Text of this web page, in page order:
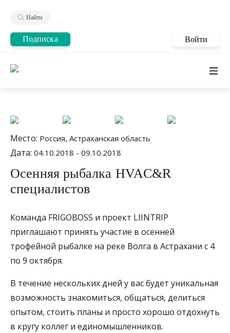
Найти
Подписка Войти
Место: Россия, Астраханская область
Дата: 04.10.2018 - 09.10.2018
Осенняя рыбалка HVAC&R
специалистов
Команда FRIGOBOSS и проект LIINTRIP
приглашают принять участие в осенней
трофейной рыбалке на реке Волга в Астрахани с 4
по 9 октября.
В течение нескольких дней у вас будет уникальная
возможность знакомиться, общаться, делиться
опытом, стоить планы и просто хорошо отдохнуть
в кругу коллег и единомышленников.